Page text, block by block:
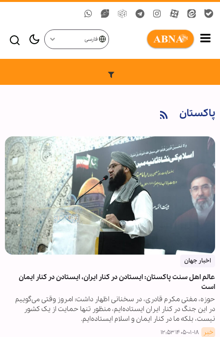
فارسی
پاکستان
اخبار جهان
عالم اهل سنت پاکستان: ایستادن در کنار ایران، ایستادن در کنار ایمان
است
حوزه، مفتی مکرم قادری، در سخنانی اظهار داشت: امروز وقتی می‌گوییم
در این جنگ در کنار ایران ایستاده‌ایم، منظور تنها حمایت از یک کشور
نیست، بلکه ما در کنار ایمان و اسلام ایستاده‌ایم.
خبر ۱۴۰۵-۰۱-۱۸ ۱۲:۵۳